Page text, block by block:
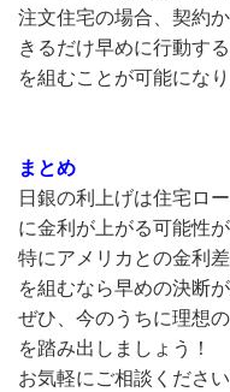
注文住宅の場合、契約
きるだけ早めに行動す
を組むことが可能になり
まとめ
日銀の利上げは住宅ロ
に金利が上がる可能性が
特にアメリカとの金利
を組むなら早めの決断が
ぜひ、今のうちに理想
を踏み出しましょう！
お気軽にご相談ください